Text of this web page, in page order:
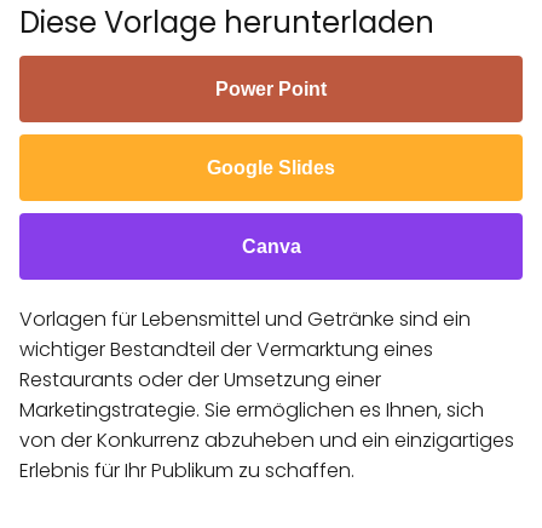
Diese Vorlage herunterladen
Power Point
Google Slides
Canva
Vorlagen für Lebensmittel und Getränke sind ein
wichtiger Bestandteil der Vermarktung eines
Restaurants oder der Umsetzung einer
Marketingstrategie. Sie ermöglichen es Ihnen, sich
von der Konkurrenz abzuheben und ein einzigartiges
Erlebnis für Ihr Publikum zu schaffen.